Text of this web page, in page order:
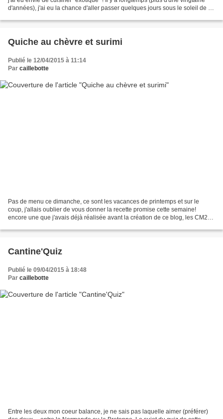
d'années), j'ai eu la chance d'aller passer quelques jours sous le soleil de la
Quiche au chèvre et surimi
Publié le 12/04/2015 à 11:14
Par caillebotte
Pas de menu ce dimanche, ce sont les vacances de printemps et sur le
coup, j'allais oublier de vous donner la recette promise cette semaine!
encore une que j'avais déjà réalisée avant la création de ce blog, les CM2
Cantine'Quiz
Publié le 09/04/2015 à 18:48
Par caillebotte
Entre les deux mon coeur balance, je ne sais pas laquelle aimer (préférer)